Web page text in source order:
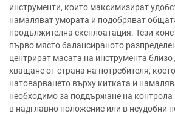
инструменти, които максимизират
намаляват умората и подобряват
продължителна експлоатация. Тези
първо място балансираното
центрират масата на инструмента близо
хващане от страна на потребителя,
натоварването върху китката и
необходимо за поддържане на контрола
в надглавно положение или в неудобни